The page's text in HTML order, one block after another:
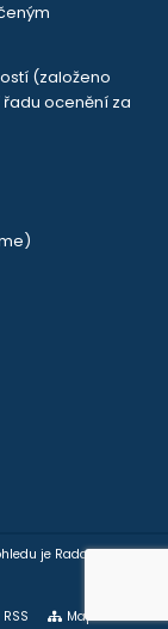
(založeno
řadu ocenění za
je Rada pro
RSS Mapa stránek